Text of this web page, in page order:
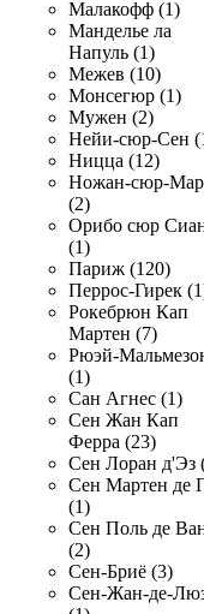
Малакофф (1)
Манделье ла
Напуль (1)
Межев (10)
Монсегюр (1)
Мужен (2)
Нейи-сюр-Сен
Ницца (12)
Ножан-сюр-
(2)
Орибо сюр
(1)
Париж (120)
Перрос-Гирек
Рокебрюн Кап
Мартен (7)
Рюэй-
(1)
Сан Агнес (1)
Сен Жан Кап
Ферра (23)
Сен Лоран д'Эз
Сен Мартен де
(1)
Сен Поль де
(2)
Сен-Бриё (3)
Сен-Жан-де-